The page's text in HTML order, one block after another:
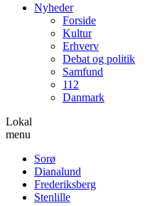
Nyheder
Forside
Kultur
Erhverv
Debat og politik
Samfund
112
Danmark
Lokal
menu
Sorø
Dianalund
Frederiksberg
Stenlille